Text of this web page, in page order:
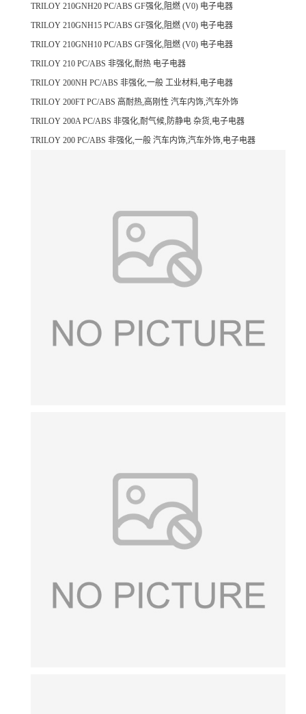
TRILOY 210GNH20 PC/ABS GF强化,阻燃 (V0) 电子电器
TRILOY 210GNH15 PC/ABS GF强化,阻燃 (V0) 电子电器
TRILOY 210GNH10 PC/ABS GF强化,阻燃 (V0) 电子电器
TRILOY 210 PC/ABS 非强化,耐热 电子电器
TRILOY 200NH PC/ABS 非强化,一般 工业材料,电子电器
TRILOY 200FT PC/ABS 高耐热,高刚性 汽车内饰,汽车外饰
TRILOY 200A PC/ABS 非强化,耐气候,防静电 杂货,电子电器
TRILOY 200 PC/ABS 非强化,一般 汽车内饰,汽车外饰,电子电器